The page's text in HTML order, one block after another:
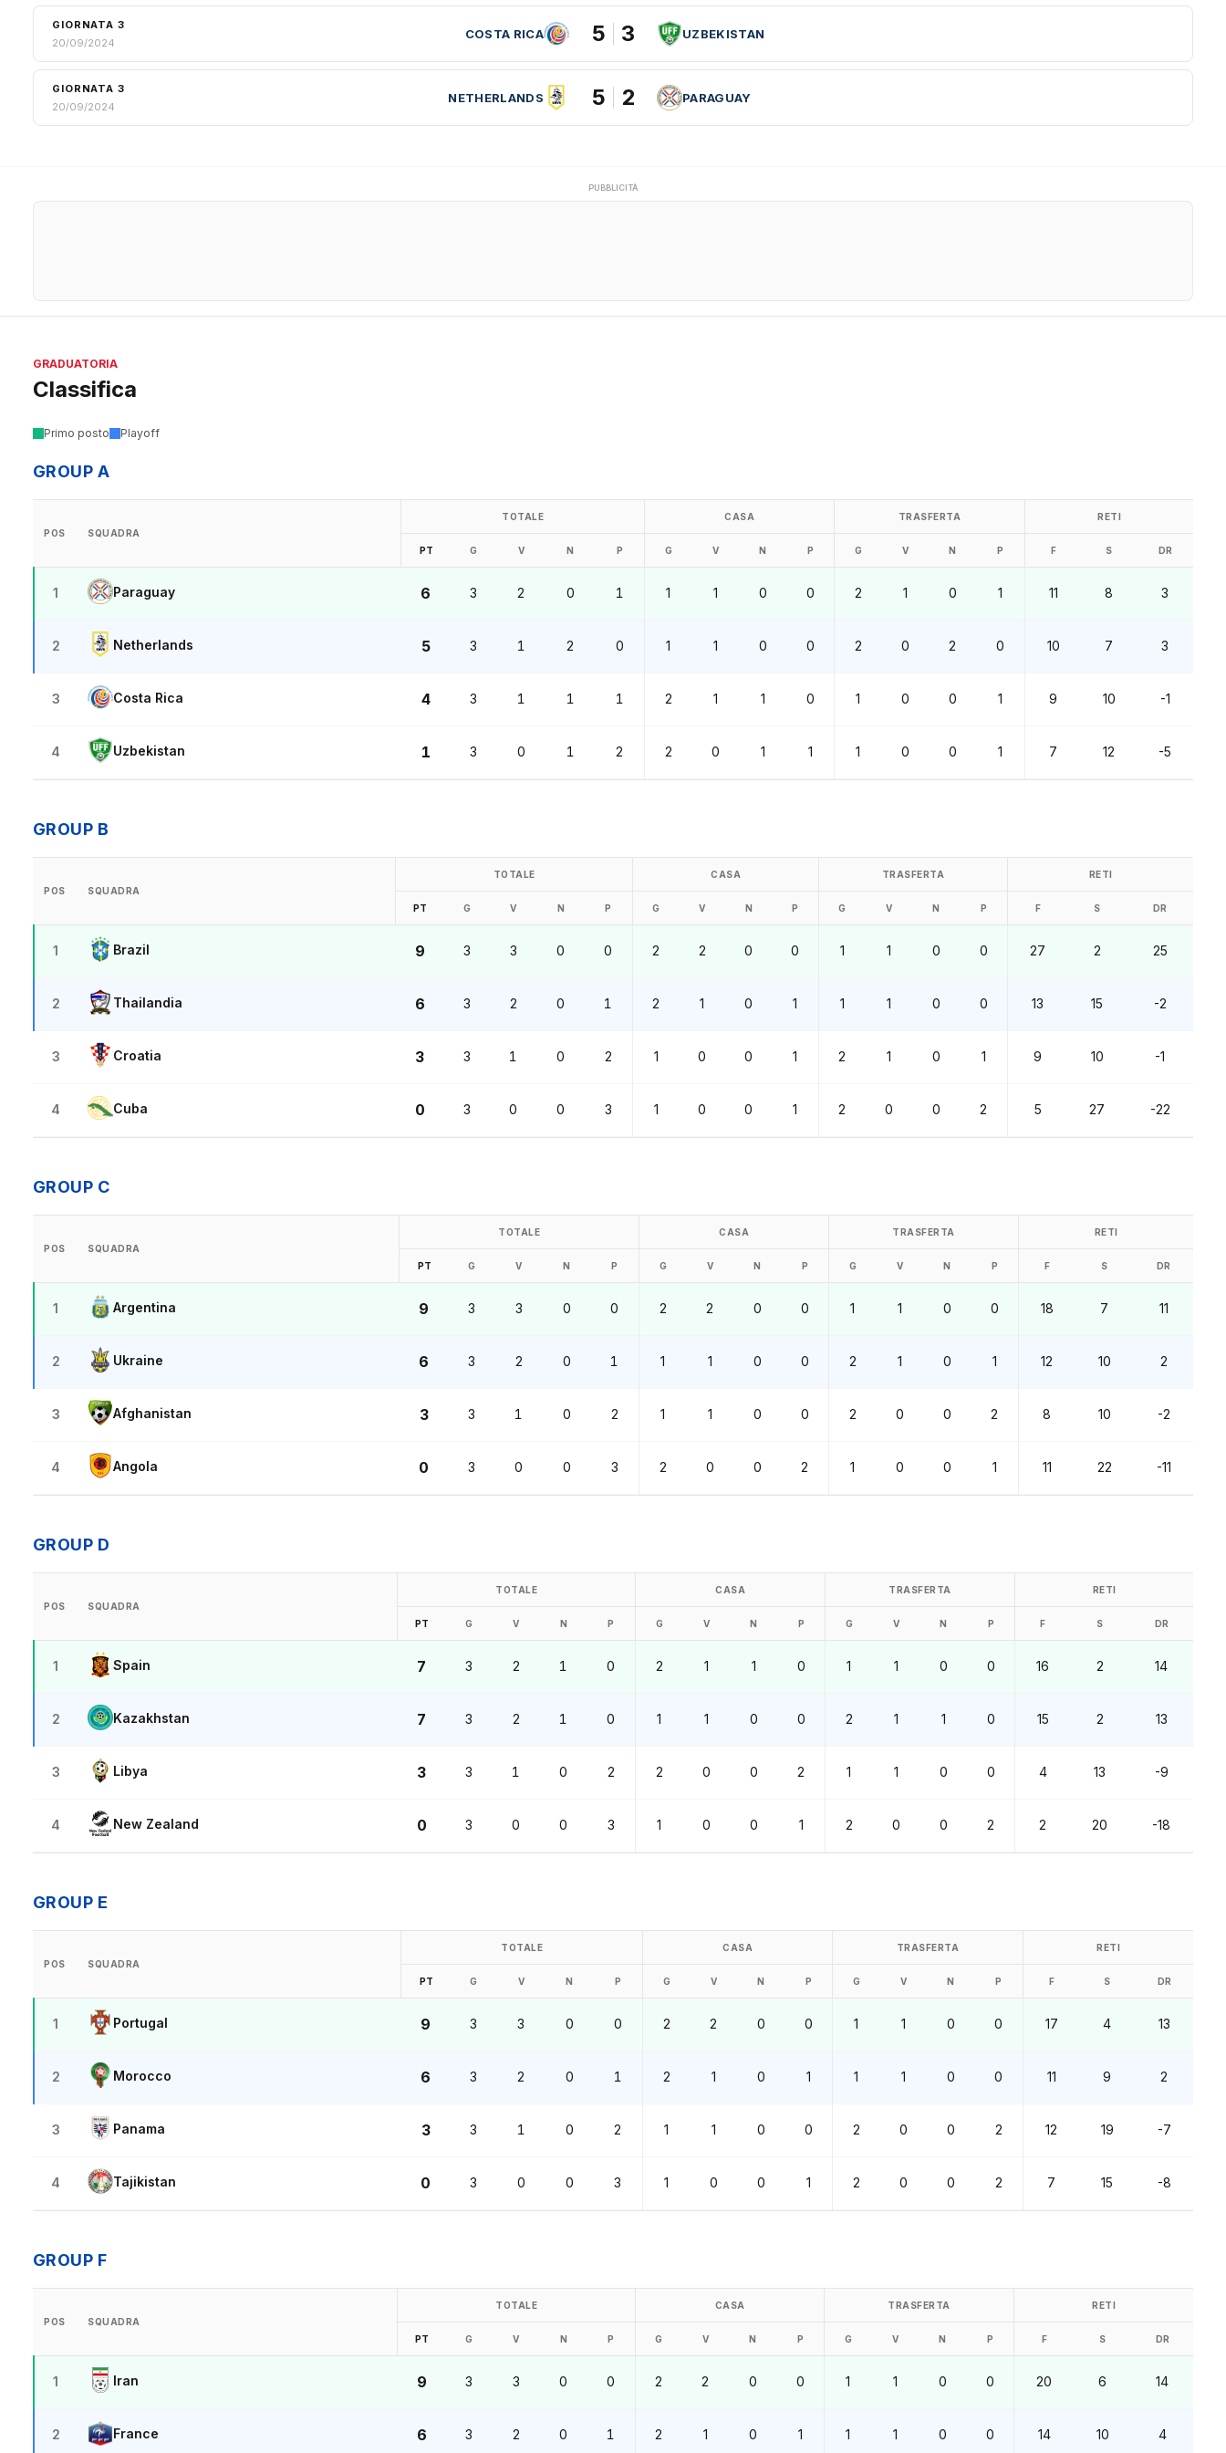
GIORNATA 3
20/09/2024
COSTA RICA 5 3 UZBEKISTAN
GIORNATA 3
20/09/2024
NETHERLANDS 5 2 PARAGUAY
PUBBLICITÀ
GRADUATORIA
Classifica
Primo posto Playoff
GROUP A
POS SQUADRA
TOTALE CASA TRASFERTA RETI
PT G V N P G V N P G V N P F S DR
1 Paraguay 6 3 2 0 1 1 1 0 0 2 1 0 1 11 8 3
2 Netherlands 5 3 1 2 0 1 1 0 0 2 0 2 0 10 7 3
3 Costa Rica 4 3 1 1 1 2 1 1 0 1 0 0 1 9 10 -1
4 Uzbekistan 1 3 0 1 2 2 0 1 1 1 0 0 1 7 12 -5
GROUP B
POS SQUADRA
TOTALE CASA TRASFERTA RETI
PT G V N P G V N P G V N P F S DR
1 Brazil 9 3 3 0 0 2 2 0 0 1 1 0 0 27 2 25
2 Thailandia 6 3 2 0 1 2 1 0 1 1 1 0 0 13 15 -2
3 Croatia 3 3 1 0 2 1 0 0 1 2 1 0 1 9 10 -1
4 Cuba 0 3 0 0 3 1 0 0 1 2 0 0 2 5 27 -22
GROUP C
POS SQUADRA
TOTALE CASA TRASFERTA RETI
PT G V N P G V N P G V N P F S DR
1 Argentina 9 3 3 0 0 2 2 0 0 1 1 0 0 18 7 11
2 Ukraine 6 3 2 0 1 1 1 0 0 2 1 0 1 12 10 2
3 Afghanistan 3 3 1 0 2 1 1 0 0 2 0 0 2 8 10 -2
4 Angola 0 3 0 0 3 2 0 0 2 1 0 0 1 11 22 -11
GROUP D
POS SQUADRA
TOTALE CASA TRASFERTA RETI
PT G V N P G V N P G V N P F S DR
1 Spain 7 3 2 1 0 2 1 1 0 1 1 0 0 16 2 14
2 Kazakhstan 7 3 2 1 0 1 1 0 0 2 1 1 0 15 2 13
3 Libya 3 3 1 0 2 2 0 0 2 1 1 0 0 4 13 -9
4 New Zealand 0 3 0 0 3 1 0 0 1 2 0 0 2 2 20 -18
GROUP E
POS SQUADRA
TOTALE CASA TRASFERTA RETI
PT G V N P G V N P G V N P F S DR
1 Portugal 9 3 3 0 0 2 2 0 0 1 1 0 0 17 4 13
2 Morocco 6 3 2 0 1 2 1 0 1 1 1 0 0 11 9 2
3 Panama 3 3 1 0 2 1 1 0 0 2 0 0 2 12 19 -7
4 Tajikistan 0 3 0 0 3 1 0 0 1 2 0 0 2 7 15 -8
GROUP F
POS SQUADRA
TOTALE CASA TRASFERTA RETI
PT G V N P G V N P G V N P F S DR
1 Iran 9 3 3 0 0 2 2 0 0 1 1 0 0 20 6 14
2 France 6 3 2 0 1 2 1 0 1 1 1 0 0 14 10 4